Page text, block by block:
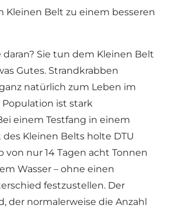
Kleinen Belt zu einem besseren
daran? Sie tun dem Kleinen Belt
Gutes. Strandkrabben
natürlich zum Leben im
Population ist stark
einem Testfang in einem
Kleinen Belts holte DTU
von nur 14 Tagen acht Tonnen
Wasser – ohne einen
festzustellen. Der
der normalerweise die Anzahl